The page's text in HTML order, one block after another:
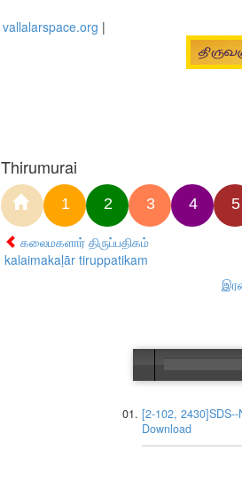
vallalarspace.org |
Thirumurai
1 2 3 4 5
கலைமகளார் திருப்பதிகம்
kalaimakaḷār tiruppatikam
[2-102,
Download